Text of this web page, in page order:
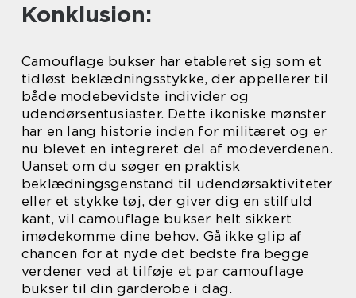
Konklusion:
Camouflage bukser har etableret sig som et
tidløst beklædningsstykke, der appellerer til
både modebevidste individer og
udendørsentusiaster. Dette ikoniske mønster
har en lang historie inden for militæret og er
nu blevet en integreret del af modeverdenen.
Uanset om du søger en praktisk
beklædningsgenstand til udendørsaktiviteter
eller et stykke tøj, der giver dig en stilfuld
kant, vil camouflage bukser helt sikkert
imødekomme dine behov. Gå ikke glip af
chancen for at nyde det bedste fra begge
verdener ved at tilføje et par camouflage
bukser til din garderobe i dag.